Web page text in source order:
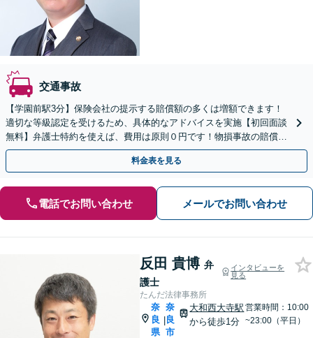
交通事故
【学園前駅3分】保険会社の提示する賠償額の多くは増額できます！
適切な等級認定を受けるため、具体的なアドバイスを実施【初回面談
無料】弁護士特約を使えば、費用は原則０円です！物損事故の賠償金
は中古車価格まで増額交渉できます【夜間面談可】
料金表を見る
電話でお問い合わせ メールでお問い合わせ
反田 貴博 弁
護士
インタビューを
見る
たんだ法律事務所
奈
良
県
|
奈
良
市
大和西大寺駅
から徒歩1分
営業時間：10:00
~23:00（平日）